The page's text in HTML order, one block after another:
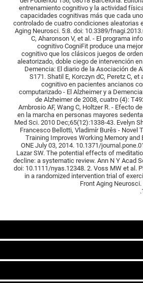
entrenamiento cognitivo y la actividad
capacidades cognitivas más que cada
controlado de cuatro condiciones aleatorias
Aging Neurosci. 5:8. doi: 10.3389/
C, Aharonson V, et al. - El programa
cognitivo CogniFit produce una
cognitivo que los clásicos juegos de
aleatorizado, doble ciego de intervención
Demencia: El diario de la Asociación de
S171. Shatil E, Korczyn dC, Peretz C,
cognitivo en pacientes ancianos
computarizado - El Alzheimer y a
de Alzheimer de 2008, cuatro (4):
Ambrosio AF, Wang C, Holtzer R. - Efecto
en la marcha en personas mayores
Med Sci. 2010 Dec;65(12):1338-43. Evelyn
Francesco Bellotti, Vladimír Burěs - Novel
Training Improves Working Memory and
ONE July 03, 2014. 10.1371/
Lazar SW. The potential effects of
decline: a systematic review. Ann N Y Acad
doi: 10.1111/nyas.12348. 2. Voss MW et al.
in a randomized intervention trial of
Front Aging